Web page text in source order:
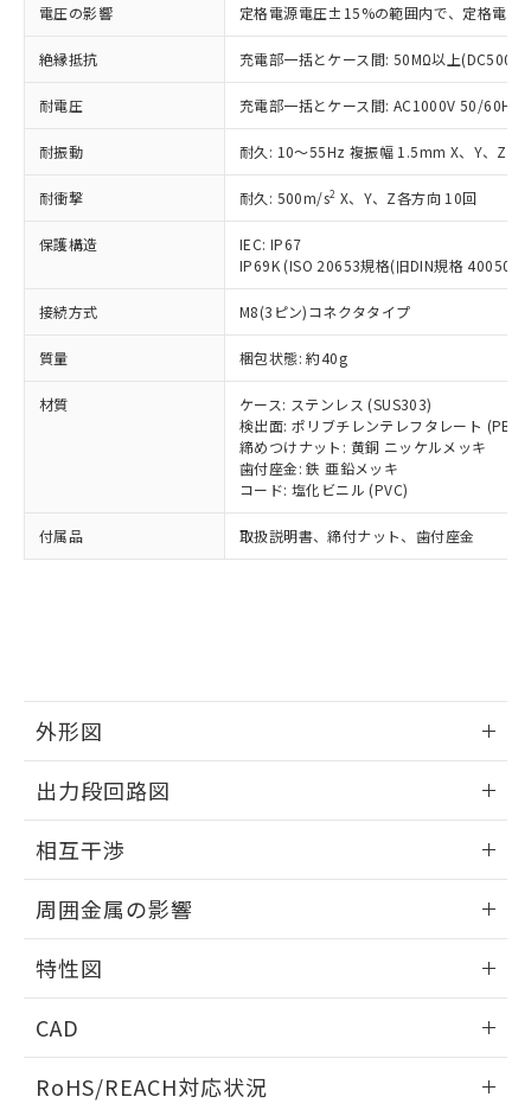
電圧の影響 定格電源電圧±15%の範囲内で、定格電
絶縁抵抗 充電部一括とケース間: 50MΩ以上(DC500V
耐電圧 充電部一括とケース間: AC1000V 50/60Hz
耐振動 耐久: 10～55Hz 複振幅 1.5mm X、Y、Z各
耐衝撃 耐久: 500m/s2 X、Y、Z各方向 10回
保護構造
IEC: IP67
IP69K (ISO 20653規格(旧DIN規格 40050
接続方式 M8(3ピン)コネクタタイプ
質量 梱包状態: 約40g
材質
ケース: ステンレス (SUS303)
検出面: ポリブチレンテレフタレート (PBT)
締めつけナット: 黄銅 ニッケルメッキ
歯付座金: 鉄 亜鉛メッキ
コード: 塩化ビニル (PVC)
付属品 取扱説明書、締付ナット、歯付座金
外形図
外形図
出力段回路図
出力段回路図
相互干渉
相互干渉
周囲金属の影響
周囲金属の影響
特性図
検出物体の大きさと材質による影響
CAD
ドすることができます。
RoHS/REACH対応状況
ことをご了承ください。
在庫状況および標準価格照会結果は、
記載している更新日時点での社内デー
タに基づき作成されるものであり、閲
覧された時点での実際の在庫および標
準価格とは異なる場合があることをご
了承ください。
正式な納期状況および標準価格はお客
様のお取引先、またはお客様担当のオ
ムロン制御機器販売店・当社販売員に
ご相談ください。
オムロン制御機器販売店や当社販売拠
販売ネットワーク
」をご確認
在庫状況および標準価格結果を当社の
事前の承諾なく第三者に漏洩または開
示しないようお願いします。
マイパーツ機能（部品リスト作成サー
ビス）をご利用いただくには、I-Web
メンバーズにご登録されている必要が
お客様が当ウェブサイト上で当社にご
登録された部品リストについて、当社
指します。
*EU RoHS指令（10物質）：
鉛(Pb) 1000ppm以下、 水銀(Hg) 1000ppm以下、 カド
ミウム(Cd) 100ppm以下、
六価クロム(Cr(Ⅵ)) 1000ppm以下、ポリ臭化ビフェニル
類(PBB) 1000ppm以下、ポリ臭化ジフェニルエーテル類
ル) (DEHP)(別名：DOP) 1000ppm以下、フタル酸ブチ
ルベンジル（BBP） 1000ppm以下、フタル酸ジブチル
（DBP） 1000ppm以下、フタル酸ジイソブチル
(DIBP) 1000ppm以下
但し、RoHS指令で産業用監視および制御機器に対する
フタル酸エステル類の４物質については閾値を超える意
図的な使用がないことを確認しています。
※2 対応予定月
部品在庫の切り替え状況などにより、予定
月が前後することがあります。
※3 非含有証明書ダウンロード
51物質の非含有証明書（当社基準）
※本証明書は発行日時点で非含有を証明す
ものではありません。
また、RoHS指令のフタル酸エステル類４
物質の対応では、対応完了までの期間は出
荷製品に未対応品が混在することから備考
欄に対応日を記載しておりました。
既に当社にて対応品への在庫切替を完了
す。
「－」：未確認です。当社販売部門へお問
い合わせください。
*中国RoHS10物質の基準値 (GB/T26572)：
Pb(鉛) :1000ppm、 Hg(水銀) : 1000ppm、 Cd(カドミウ
Cr(Ⅵ)(六価クロム) : 1000ppm、 PBBs(ポリ臭化ビフェ
ニル類) : 1000ppm、 PBDEs(ポリ臭化ジフェニルエーテ
DBP(フタル酸ジブチル) : 1000ppm、 DIBP(フタル酸ジ
イソブチル) : 1000ppm、 BBP(フタル酸ブチルベンジ
ル) : 1000ppm、
DEHP(フタル酸ビス(2-エチルヘキシル)) : 1000ppm
※2 環境保護使用期限
「ｅ」：有害物質（10物質）のすべてが基
準値以下であることを示します。
「10」：通常の使用状況下において有害物
質が外部に漏えいし、環境に深刻な影響を
及ぼさない年数を意味します。
「－」：未確認です。当社販売部門へお問
い合わせください。
当社は、これら貴社製品のうち、外国
為替および外国貿易法に定める商品
（以下｢規制貨物等」という）を輸出
または国外への提供する場合は、日本
国政府の輸出許可(または役務取引許
可)を取得するなどの必要な手続きを
当社は規制貨物を破棄する場合は、完
全に破砕するなど、違法に輸出されな
当社は貴社製品を、核兵器、ミサイ
ル、化学兵器、生物兵器またはその他
武器並びにこれらの製造装置等に一切
使用いたしません。
当社は、貴社製品を第三者に販売する
場合は、上記1、2および3の内容を当
該第三者に通知します。また当社は、
販売先および販売に係わる関係者が違
法に輸出するおそれがある場合は、取
り引きをいたしません。
一定数以上の在庫あり
一定数には満たないが在庫あり
在庫なし(最新の在庫状況につ
いては、お客様のお取引先、ま
たはお客様担当のオムロン制御
機器販売店・当社販売員にご確
認ください)
受注生産機種、また在庫状況の
情報を公開していない機種